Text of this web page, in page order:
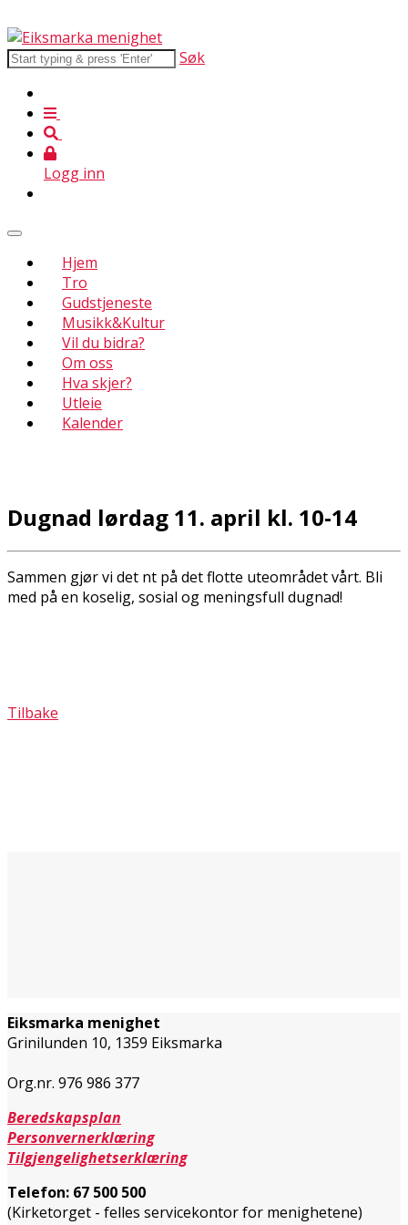
Søk
Logg inn
Hjem
Tro
Gudstjeneste
Musikk&Kultur
Vil du bidra?
Om oss
Hva skjer?
Utleie
Kalender
Dugnad lørdag 11. april kl. 10-14
Sammen gjør vi det fint på det flotte uteområdet vårt. Bli
med på en koselig, sosial og meningsfull dugnad!
Tilbake
Eiksmarka menighet
Grinilunden 10, 1359 Eiksmarka
Org.nr. 976 986 377
Beredskapsplan
Personvernerklæring
Tilgjengelighetserklæring
Telefon: 67 500 500
(Kirketorget - felles servicekontor for menighetene)